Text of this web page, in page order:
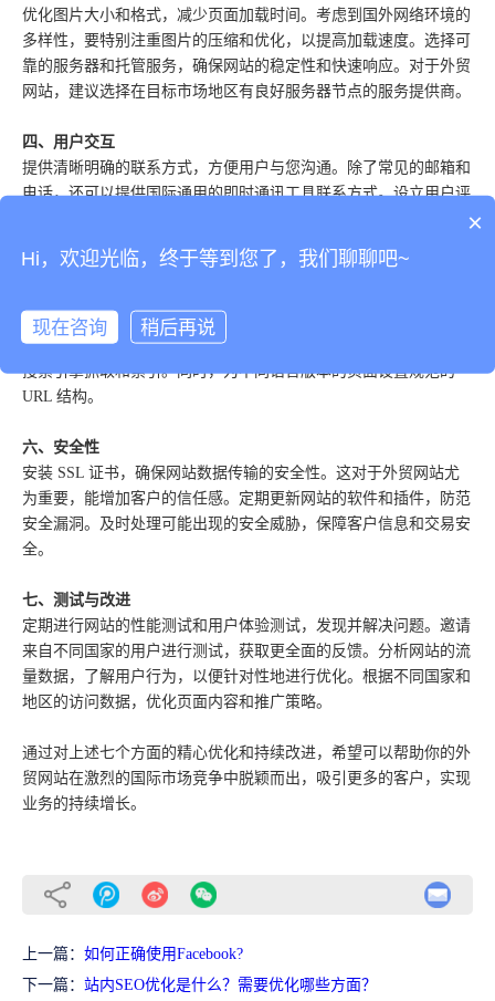
优化图片大小和格式，减少页面加载时间。考虑到国外网络环境的
多样性，要特别注重图片的压缩和优化，以提高加载速度。选择可
靠的服务器和托管服务，确保网站的稳定性和快速响应。对于外贸
网站，建议选择在目标市场地区有良好服务器节点的服务提供商。
四、用户交互
提供清晰明确的联系方式，方便用户与您沟通。除了常见的邮箱和
电话，还可以提供国际通用的即时通讯工具联系方式。设立用户评
论和反馈区域，积极回应用户的意见和建议。对于来自不同国家的
合理使用关键词，优化页面标题、描述和元标签。研究目标市场的
热门搜索关键词，进行针对性的优化。建立清晰的网站结构，便于
搜索引擎抓取和索引。同时，为不同语言版本的页面设置规范的
URL 结构。
六、安全性
安装 SSL 证书，确保网站数据传输的安全性。这对于外贸网站尤
为重要，能增加客户的信任感。定期更新网站的软件和插件，防范
安全漏洞。及时处理可能出现的安全威胁，保障客户信息和交易安
全。
七、测试与改进
定期进行网站的性能测试和用户体验测试，发现并解决问题。邀请
来自不同国家的用户进行测试，获取更全面的反馈。分析网站的流
量数据，了解用户行为，以便针对性地进行优化。根据不同国家和
地区的访问数据，优化页面内容和推广策略。
通过对上述七个方面的精心优化和持续改进，希望可以帮助你的外
贸网站在激烈的国际市场竞争中脱颖而出，吸引更多的客户，实现
业务的持续增长。
上一篇： 如何正确使用Facebook?
下一篇： 站内SEO优化是什么？需要优化哪些方面？
×
Hi，欢迎光临，终于等到您了，我们聊聊吧~
现在咨询 稍后再说